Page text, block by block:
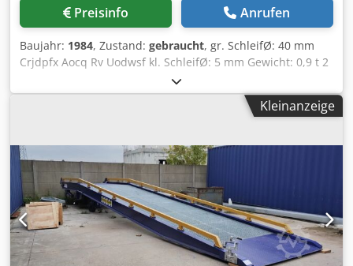
Preisinfo Anrufen
Baujahr: 1984, Zustand: gebraucht, gr. SchleifØ: 40 mm
Crjdpfx Aocq Rv Uodwsf kl. SchleifØ: 5 mm Gewicht: 0,9 t 2
Schleifscheiben mit Flansch 8 Spannzangen 1
Kuehlmittelbehaelter mechanischer Vorschub mit
Festanschlag Die Gelenkwelle fuer den Werkstueckantrieb
Kleinanzeige